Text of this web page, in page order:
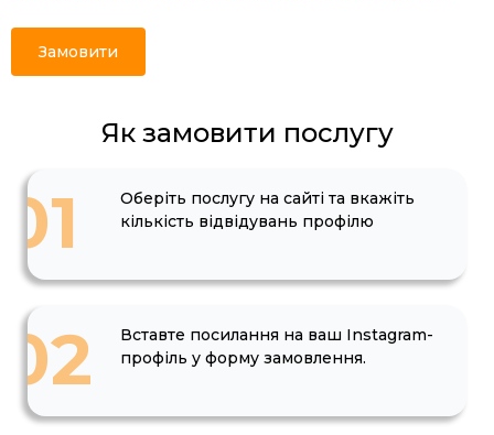
Замовити
Як замовити послугу
01
Оберіть послугу на сайті та вкажіть
кількість відвідувань профілю
02
Вставте посилання на ваш Instagram-
профіль у форму замовлення.